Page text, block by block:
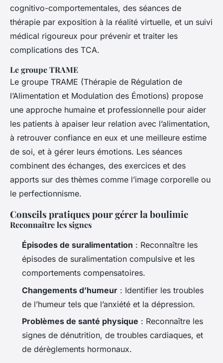
cognitivo-comportementales, des séances de
thérapie par exposition à la réalité virtuelle, et un suivi
médical rigoureux pour prévenir et traiter les
complications des TCA.
Le groupe TRAME
Le groupe TRAME (Thérapie de Régulation de
l’Alimentation et Modulation des Émotions) propose
une approche humaine et professionnelle pour aider
les patients à apaiser leur relation avec l’alimentation,
à retrouver confiance en eux et une meilleure estime
de soi, et à gérer leurs émotions. Les séances
combinent des échanges, des exercices et des
apports sur des thèmes comme l’image corporelle ou
le perfectionnisme.
Conseils pratiques pour gérer la boulimie
Reconnaître les signes
Épisodes de suralimentation : Reconnaître les
épisodes de suralimentation compulsive et les
comportements compensatoires.
Changements d’humeur : Identifier les troubles
de l’humeur tels que l’anxiété et la dépression.
Problèmes de santé physique : Reconnaître les
signes de dénutrition, de troubles cardiaques, et
de dérèglements hormonaux.